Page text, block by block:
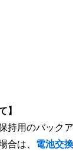
】
持用のバック
合は、 電池交